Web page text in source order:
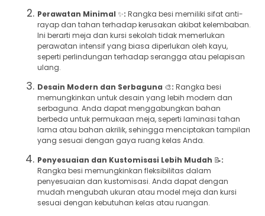
Perawatan Minimal ✨: Rangka besi memiliki sifat anti-
rayap dan tahan terhadap kerusakan akibat kelembaban.
Ini berarti meja dan kursi sekolah tidak memerlukan
perawatan intensif yang biasa diperlukan oleh kayu,
seperti perlindungan terhadap serangga atau pelapisan
ulang.
Desain Modern dan Serbaguna 🎨: Rangka besi
memungkinkan untuk desain yang lebih modern dan
serbaguna. Anda dapat menggabungkan bahan
berbeda untuk permukaan meja, seperti laminasi tahan
lama atau bahan akrilik, sehingga menciptakan tampilan
yang sesuai dengan gaya ruang kelas Anda.
Penyesuaian dan Kustomisasi Lebih Mudah 📝:
Rangka besi memungkinkan fleksibilitas dalam
penyesuaian dan kustomisasi. Anda dapat dengan
mudah mengubah ukuran atau model meja dan kursi
sesuai dengan kebutuhan kelas atau ruangan.